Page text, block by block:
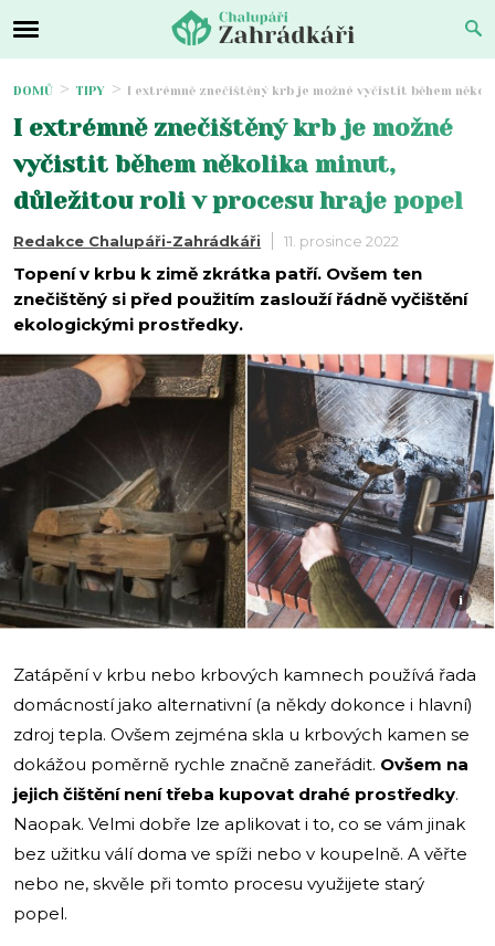
DOMŮ TIPY I extrémně znečištěný krb je možné vyčistit během
I extrémně znečištěný krb je možné
vyčistit během několika minut,
důležitou roli v procesu hraje popel
Redakce Chalupáři-Zahrádkáři 11. prosince 2022
Topení v krbu k zimě zkrátka patří. Ovšem ten
znečištěný si před použitím zaslouží řádně vyčištění
ekologickými prostředky.
i
Zatápění v krbu nebo krbových kamnech používá řada
domácností jako alternativní (a někdy dokonce i hlavní)
zdroj tepla. Ovšem zejména skla u krbových kamen se
dokážou poměrně rychle značně zaneřádit. Ovšem na
jejich čištění není třeba kupovat drahé prostředky.
Naopak. Velmi dobře lze aplikovat i to, co se vám jinak
bez užitku válí doma ve spíži nebo v koupelně. A věřte
nebo ne, skvěle při tomto procesu využijete starý
popel.